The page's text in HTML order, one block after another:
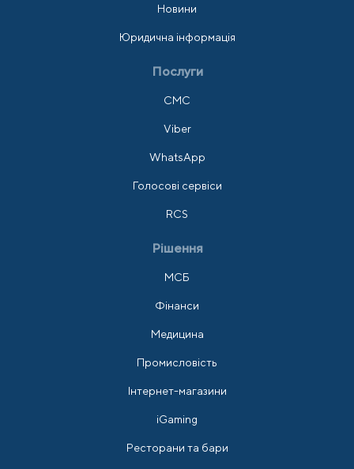
Новини
Юридична інформація
Послуги
СМС
Viber
WhatsApp
Голосові сервіси
RCS
Рішення
МСБ
Фінанси
Медицина
Промисловість
Інтернет-магазини
iGaming
Ресторани та бари